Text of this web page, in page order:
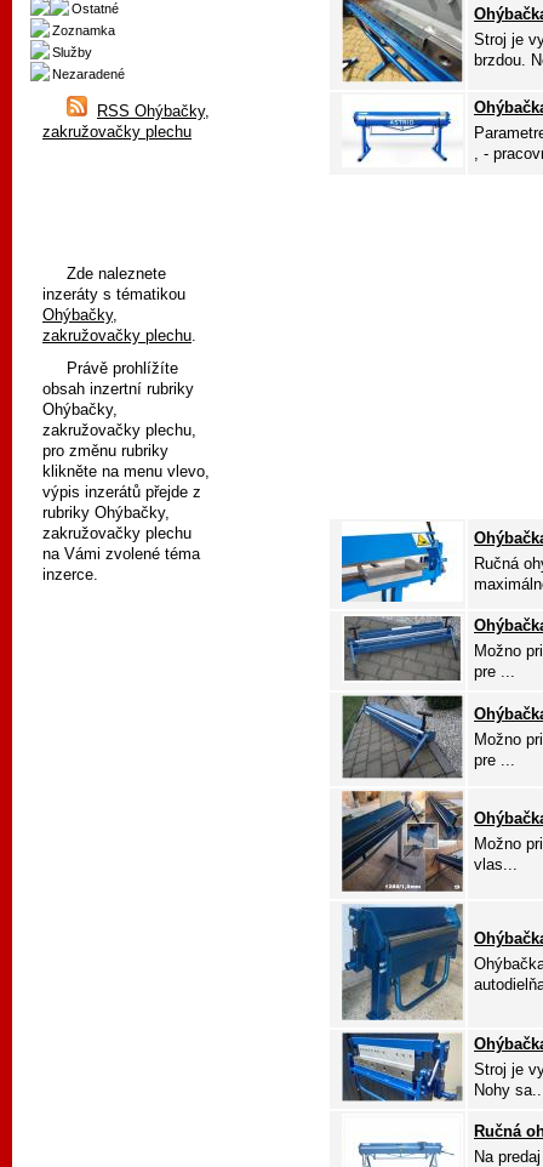
Ostatné
Zoznamka
Služby
Nezaradené
RSS Ohýbačky,
zakružovačky plechu
Zde naleznete
inzeráty s tématikou
Ohýbačky,
zakružovačky plechu.
Právě prohlížíte
obsah inzertní rubriky
Ohýbačky,
zakružovačky plechu,
pro změnu rubriky
klikněte na menu vlevo,
výpis inzerátů přejde z
rubriky Ohýbačky,
zakružovačky plechu
na Vámi zvolené téma
inzerce.
Stroj je
brzdou.
, -
Ručná
Možno
pre ...
Možno
pre ...
Možno
vlas...
Stroj je
Nohy
Ručná
Na